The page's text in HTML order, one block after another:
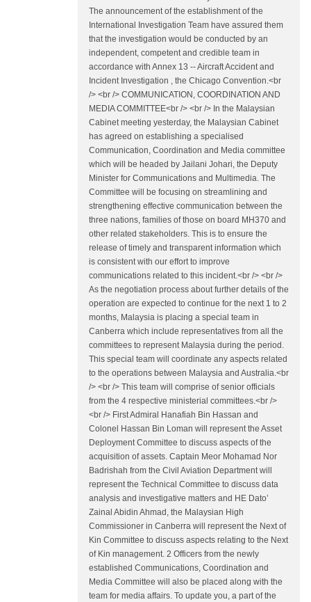
The announcement of the establishment of the
International Investigation Team have assured them
that the investigation would be conducted by an
independent, competent and credible team in
accordance with Annex 13 -­‐ Aircraft Accident and
Incident Investigation , the Chicago Convention.<br
/> <br /> COMMUNICATION, COORDINATION AND
MEDIA COMMITTEE<br /> <br /> In the Malaysian
Cabinet meeting yesterday, the Malaysian Cabinet
has agreed on establishing a specialised
Communication, Coordination and Media committee
which will be headed by Jailani Johari, the Deputy
Minister for Communications and Multimedia. The
Committee will be focusing on streamlining and
strengthening effective communication between the
three nations, families of those on board MH370 and
other related stakeholders. This is to ensure the
release of timely and transparent information which
is consistent with our effort to improve
communications related to this incident.<br /> <br />
As the negotiation process about further details of the
operation are expected to continue for the next 1 to 2
months, Malaysia is placing a special team in
Canberra which include representatives from all the
committees to represent Malaysia during the period.
This special team will coordinate any aspects related
to the operations between Malaysia and Australia.<br
/> <br /> This team will comprise of senior officials
from the 4 respective ministerial committees.<br />
<br /> First Admiral Hanafiah Bin Hassan and
Colonel Hassan Bin Loman will represent the Asset
Deployment Committee to discuss aspects of the
acquisition of assets. Captain Meor Mohamad Nor
Badrishah from the Civil Aviation Department will
represent the Technical Committee to discuss data
analysis and investigative matters and HE Dato’
Zainal Abidin Ahmad, the Malaysian High
Commissioner in Canberra will represent the Next of
Kin Committee to discuss aspects relating to the Next
of Kin management. 2 Officers from the newly
established Communications, Coordination and
Media Committee will also be placed along with the
team for media affairs. To update you, a part of the